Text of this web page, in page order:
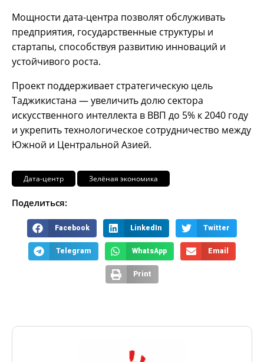
Мощности дата-центра позволят обслуживать
предприятия, государственные структуры и
стартапы, способствуя развитию инноваций и
устойчивого роста.
Проект поддерживает стратегическую цель
Таджикистана — увеличить долю сектора
искусственного интеллекта в ВВП до 5% к 2040 году
и укрепить технологическое сотрудничество между
Южной и Центральной Азией.
Дата-центр Зелёная экономика
Поделиться:
Facebook LinkedIn Twitter
Telegram WhatsApp Email
Print